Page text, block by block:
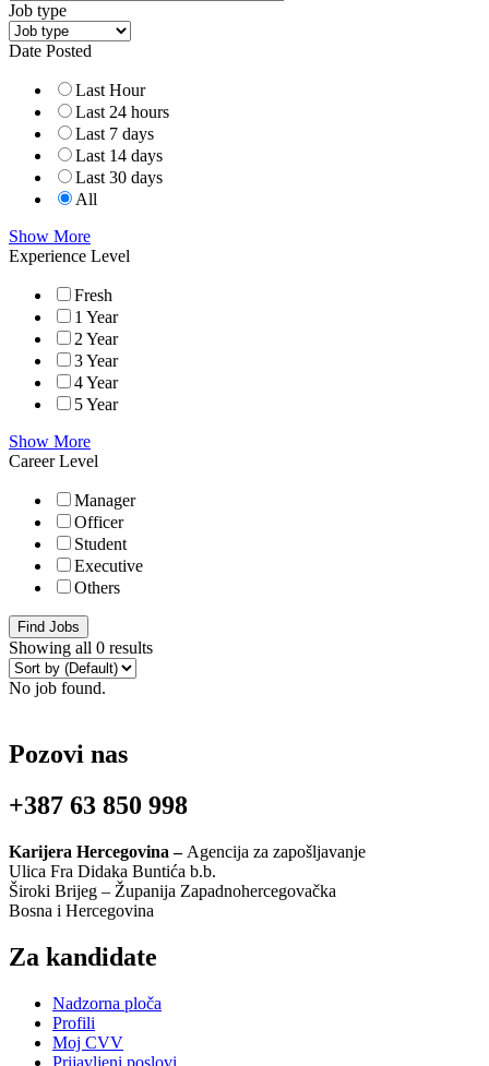
Job type
Date Posted
Last Hour
Last 24 hours
Last 7 days
Last 14 days
Last 30 days
All
Show More
Experience Level
Fresh
1 Year
2 Year
3 Year
4 Year
5 Year
Show More
Career Level
Manager
Officer
Student
Executive
Others
Find Jobs
Showing all 0 results
No job found.
Pozovi nas
+387 63 850 998
Karijera Hercegovina – Agencija za zapošljavanje
Ulica Fra Didaka Buntića b.b.
Široki Brijeg – Županija Zapadnohercegovačka
Bosna i Hercegovina
Za kandidate
Nadzorna ploča
Profili
Moj CVV
Prijavljeni poslovi